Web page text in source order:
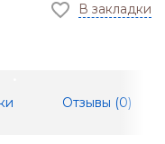
В закладки
Отзывы (0)